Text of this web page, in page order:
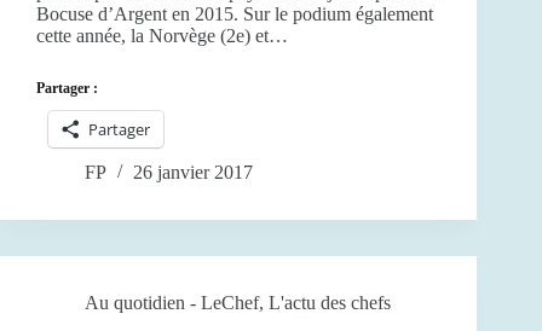
Bocuse d’Argent en 2015. Sur le podium également
cette année, la Norvège (2e) et…
Partager :
Partager
FP 26 janvier 2017
Au quotidien - LeChef, L'actu des chefs